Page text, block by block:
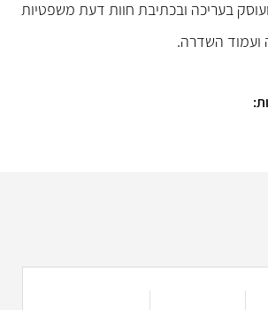
בעריכה ובכתיבת חוות דעת משפטיות
ועמוד השדרה.